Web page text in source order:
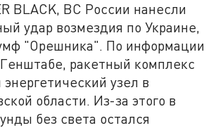
BLACK, ВС России нанесли
удар возмездия по Украине,
"Орешника". По информации
ракетный комплекс
узел в
области. Из-за этого в
без света остался